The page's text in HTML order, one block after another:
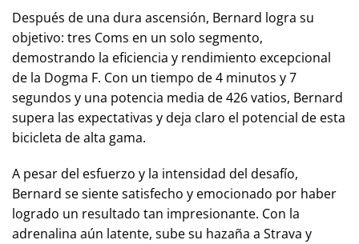
Después de una dura ascensión, Bernard logra su
objetivo: tres Coms en un solo segmento,
demostrando la eficiencia y rendimiento excepcional
de la Dogma F. Con un tiempo de 4 minutos y 7
segundos y una potencia media de 426 vatios, Bernard
supera las expectativas y deja claro el potencial de esta
bicicleta de alta gama.
A pesar del esfuerzo y la intensidad del desafío,
Bernard se siente satisfecho y emocionado por haber
logrado un resultado tan impresionante. Con la
adrenalina aún latente, sube su hazaña a Strava y